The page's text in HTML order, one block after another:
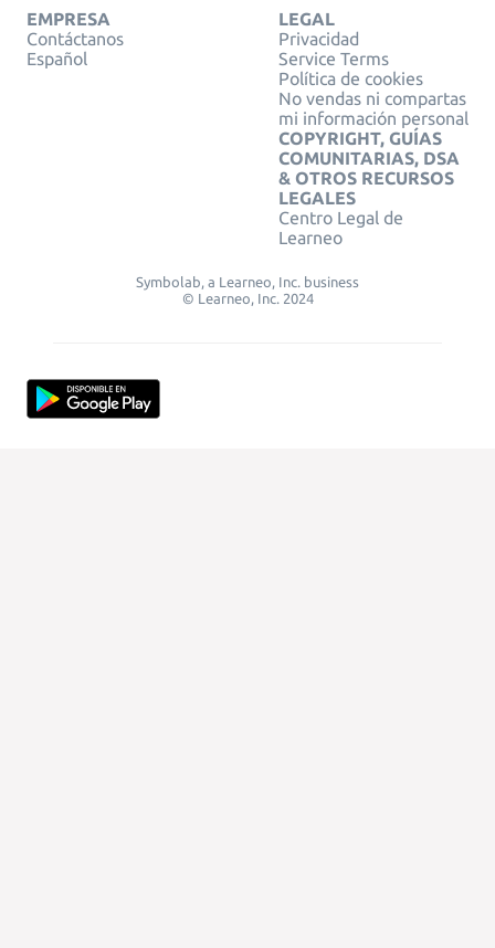
EMPRESA
Contáctanos
Español
LEGAL
Privacidad
Service Terms
Política de cookies
No vendas ni compartas
mi información personal
COPYRIGHT, GUÍAS
COMUNITARIAS, DSA
& OTROS RECURSOS
LEGALES
Centro Legal de
Learneo
Symbolab, a Learneo, Inc. business
© Learneo, Inc. 2024